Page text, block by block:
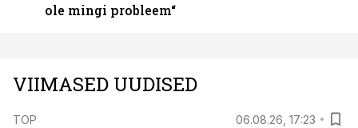
ole mingi probleem“
VIIMASED UUDISED
TOP 06.08.26, 17:23